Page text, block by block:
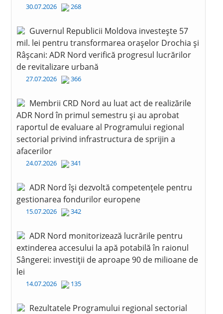
30.07.2026 268
Guvernul Republicii Moldova investește 57
mil. lei pentru transformarea orașelor Drochia și
Râșcani: ADR Nord verifică progresul lucrărilor
de revitalizare urbană
27.07.2026 366
Membrii CRD Nord au luat act de realizările
ADR Nord în primul semestru și au aprobat
raportul de evaluare al Programului regional
sectorial privind infrastructura de sprijin a
afacerilor
24.07.2026 341
ADR Nord își dezvoltă competențele pentru
gestionarea fondurilor europene
15.07.2026 342
ADR Nord monitorizează lucrările pentru
extinderea accesului la apă potabilă în raionul
Sângerei: investiții de aproape 90 de milioane de
lei
14.07.2026 135
Rezultatele Programului regional sectorial